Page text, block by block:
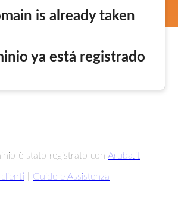
is already taken
ya está registrado
è stato registrato con Aruba.it
Guide e Assistenza